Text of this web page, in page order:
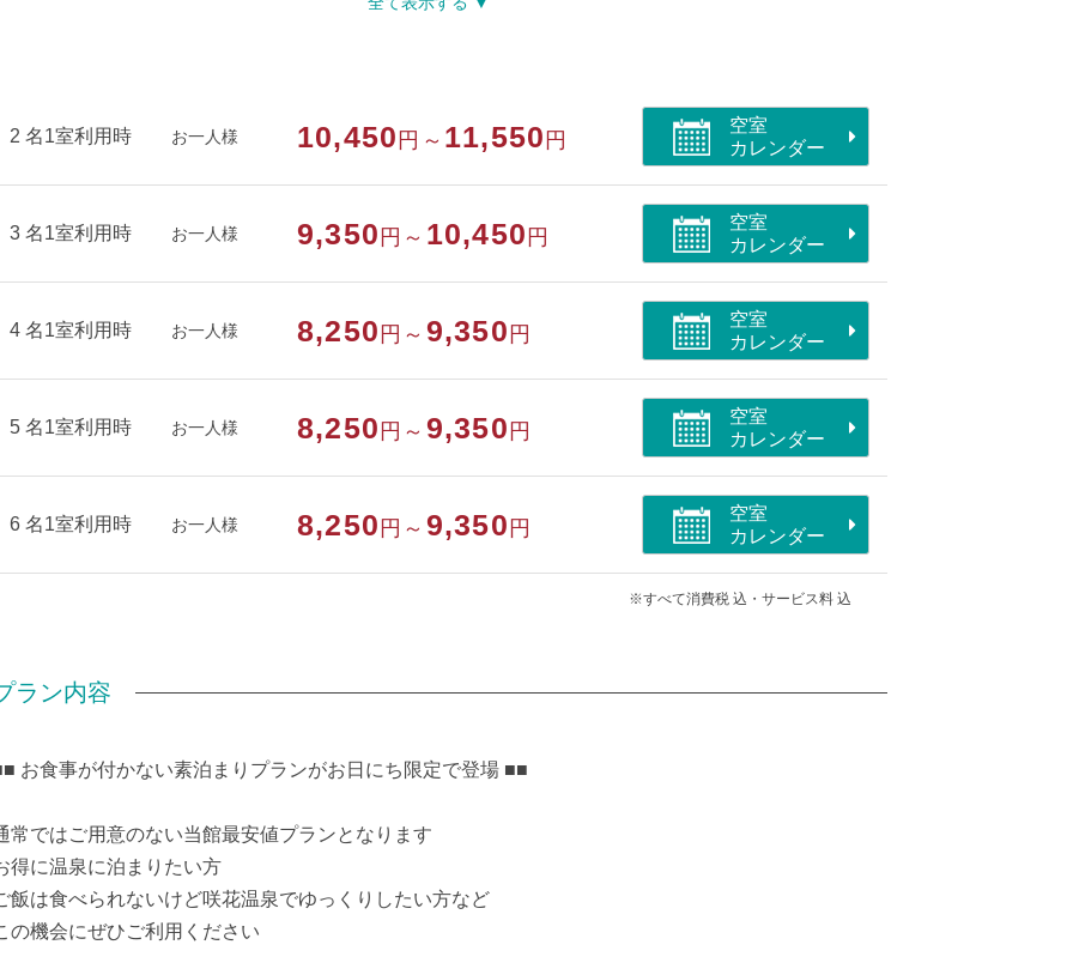
2 名1室利用時 お一人様 10,450 円～ 11,550 円
空室
カレンダー
3 名1室利用時 お一人様 9,350 円～ 10,450 円
空室
カレンダー
4 名1室利用時 お一人様 8,250 円～ 9,350 円
空室
カレンダー
5 名1室利用時 お一人様 8,250 円～ 9,350 円
空室
カレンダー
6 名1室利用時 お一人様 8,250 円～ 9,350 円
空室
カレンダー
※すべて消費税 込・サービス料 込
ラン内容
お食事が付かない素泊まりプランがお日にち限定で登場 ■■
常ではご用意のない当館最安値プランとなります
得に温泉に泊まりたい方
飯は食べられないけど咲花温泉でゆっくりしたい方など
の機会にぜひご利用ください